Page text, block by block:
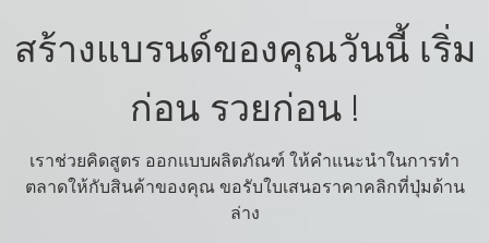
สร้างแบรนด์ของคุณวันนี้ เริ่ม
ก่อน รวยก่อน !
เราช่วยคิดสูตร ออกแบบผลิตภัณฑ์ ให้คำแนะนำในการทำ
ตลาดให้กับสินค้าของคุณ ขอรับใบเสนอราคาคลิกที่ปุ่มด้าน
ล่าง